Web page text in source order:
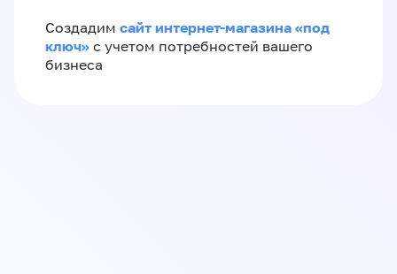
Создадим сайт интернет-магазина «под
ключ» с учетом потребностей вашего
бизнеса